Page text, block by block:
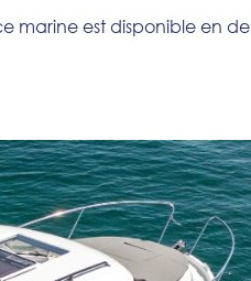
marine est disponible en